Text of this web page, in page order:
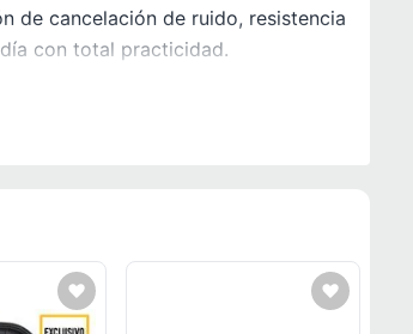
de cancelación de ruido, resistencia
con total practicidad.